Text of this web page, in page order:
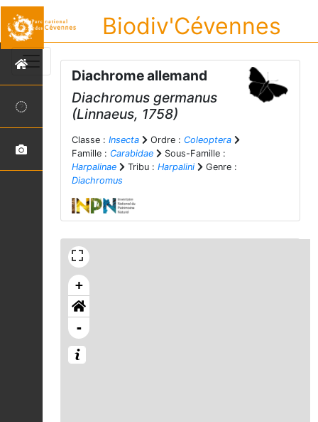
Biodiv'Cévennes
Diachrome allemand
Diachromus germanus
(Linnaeus, 1758)
Classe : Insecta Ordre : Coleoptera
Famille : Carabidae
Sous-Famille :
Harpalinae
Tribu : Harpalini
Genre :
Diachromus
+
-